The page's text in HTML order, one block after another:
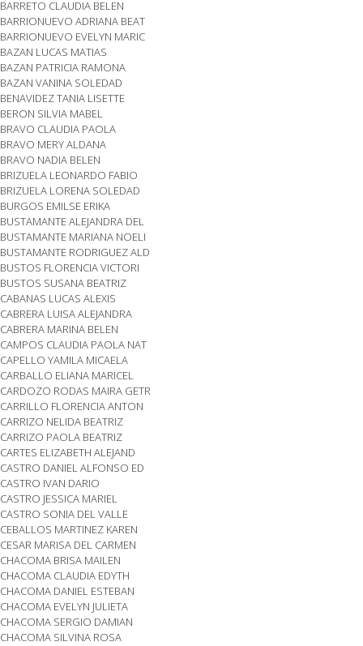
BARRETO CLAUDIA BELEN
BARRIONUEVO ADRIANA BEAT
BARRIONUEVO EVELYN MARIC
BAZAN LUCAS MATIAS
BAZAN PATRICIA RAMONA
BAZAN VANINA SOLEDAD
BENAVIDEZ TANIA LISETTE
BERON SILVIA MABEL
BRAVO CLAUDIA PAOLA
BRAVO MERY ALDANA
BRAVO NADIA BELEN
BRIZUELA LEONARDO FABIO
BRIZUELA LORENA SOLEDAD
BURGOS EMILSE ERIKA
BUSTAMANTE ALEJANDRA DEL
BUSTAMANTE MARIANA NOELI
BUSTAMANTE RODRIGUEZ ALD
BUSTOS FLORENCIA VICTORI
BUSTOS SUSANA BEATRIZ
CABANAS LUCAS ALEXIS
CABRERA LUISA ALEJANDRA
CABRERA MARINA BELEN
CAMPOS CLAUDIA PAOLA NAT
CAPELLO YAMILA MICAELA
CARBALLO ELIANA MARICEL
CARDOZO RODAS MAIRA GETR
CARRILLO FLORENCIA ANTON
CARRIZO NELIDA BEATRIZ
CARRIZO PAOLA BEATRIZ
CARTES ELIZABETH ALEJAND
CASTRO DANIEL ALFONSO ED
CASTRO IVAN DARIO
CASTRO JESSICA MARIEL
CASTRO SONIA DEL VALLE
CEBALLOS MARTINEZ KAREN
CESAR MARISA DEL CARMEN
CHACOMA BRISA MAILEN
CHACOMA CLAUDIA EDYTH
CHACOMA DANIEL ESTEBAN
CHACOMA EVELYN JULIETA
CHACOMA SERGIO DAMIAN
CHACOMA SILVINA ROSA